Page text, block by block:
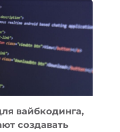
вайбкодинга,
создавать